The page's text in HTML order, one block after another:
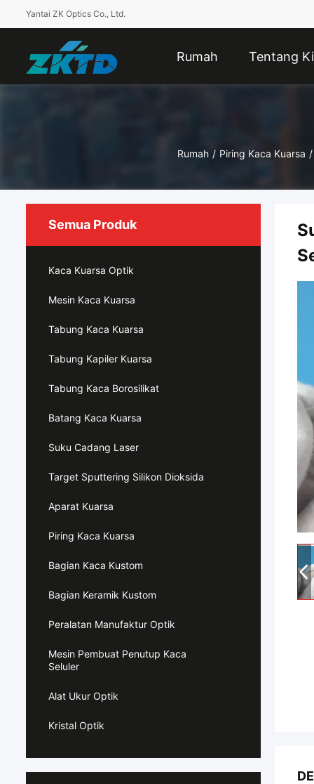
Yantai ZK Optics Co., Ltd.
Rumah Tentang
Rumah / Piring Kaca Kuarsa /
Semua Produk
Kaca Kuarsa Optik
Mesin Kaca Kuarsa
Tabung Kaca Kuarsa
Tabung Kapiler Kuarsa
Tabung Kaca Borosilikat
Batang Kaca Kuarsa
Suku Cadang Laser
Target Sputtering Silikon Dioksida
Aparat Kuarsa
Piring Kaca Kuarsa
Bagian Kaca Kustom
Bagian Keramik Kustom
Peralatan Manufaktur Optik
Mesin Pembuat Penutup Kaca
Seluler
Alat Ukur Optik
Kristal Optik